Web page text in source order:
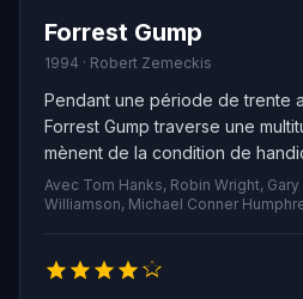
Forrest Gump
1994 · Robert Zemeckis
Pendant une période de trente
Forrest Gump traverse une
mènent de la condition de
de vedette du football, de
empereur de la crevette, de la
Blanche à l'union avec son
une ère révolue, un homme
qui a abandonné son
Avec Tom Hanks, Robin Wright,
Williamson, Michael Conner